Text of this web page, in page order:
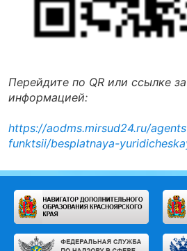
Перейдите по QR или ссылке
информацией:
https://aodms.mirsud24.ru/
funktsii/besplatnaya-